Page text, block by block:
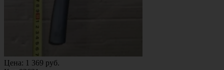
Цена: 1 369 руб.